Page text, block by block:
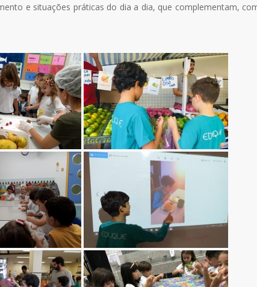
e situações práticas do dia a dia, que complementam,